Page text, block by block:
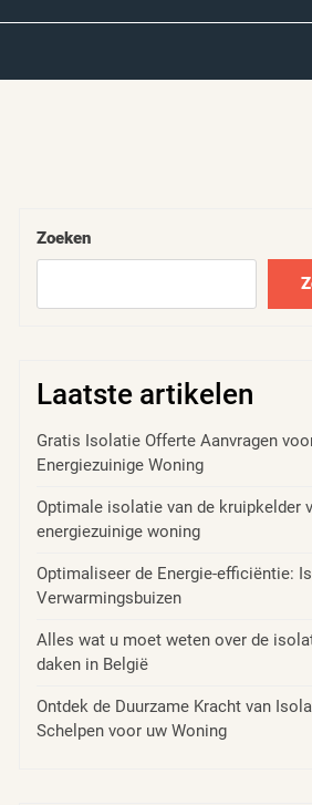
Zoeken
Laatste artikelen
Gratis Isolatie Offerte Aanvragen
Energiezuinige Woning
Optimale isolatie van de kruipkelder
energiezuinige woning
Optimaliseer de Energie-efficiëntie:
Verwarmingsbuizen
Alles wat u moet weten over de
daken in België
Ontdek de Duurzame Kracht van
Schelpen voor uw Woning